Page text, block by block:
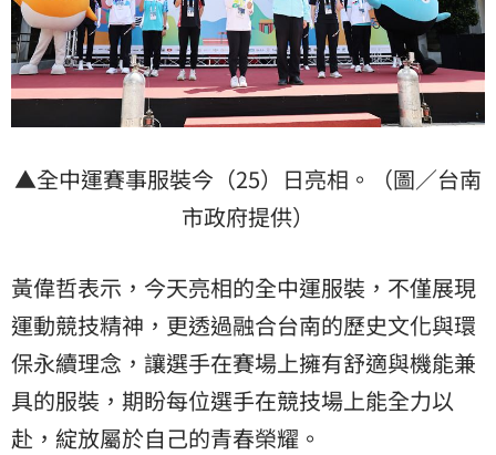
▲全中運賽事服裝今（25）日亮相。（圖／台南
市政府提供）
黃偉哲表示，今天亮相的全中運服裝，不僅展現
運動競技精神，更透過融合台南的歷史文化與環
保永續理念，讓選手在賽場上擁有舒適與機能兼
具的服裝，期盼每位選手在競技場上能全力以
赴，綻放屬於自己的青春榮耀。